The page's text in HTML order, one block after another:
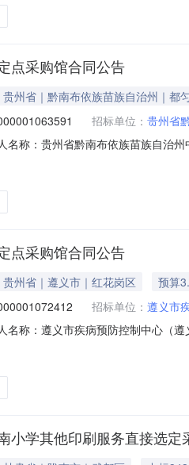
点采购馆合同公告
贵州省｜黔南布依族苗族自治州｜都
招标单位： 贵州省
名称：贵州省黔南布依族苗族自治
服务要求或标的基本概
点采购馆合同公告
贵州省｜遵义市｜红花岗区 预算
招标单位： 遵义市
名称：遵义市疾病预防控制中心（
务项1.003900039000服务要求或
小学其他印刷服务直接选定